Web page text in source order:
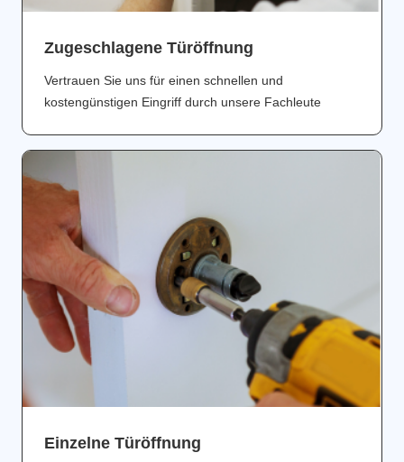
Zugeschlagene Türöffnung
Vertrauen Sie uns für einen schnellen und
kostengünstigen Eingriff durch unsere Fachleute
Einzelne Türöffnung